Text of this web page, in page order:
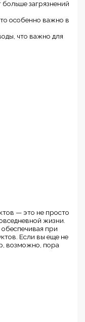
загрязнений
особенно важно в
что важно для
— это не просто
жизни.
при
Если вы еще не
возможно, пора